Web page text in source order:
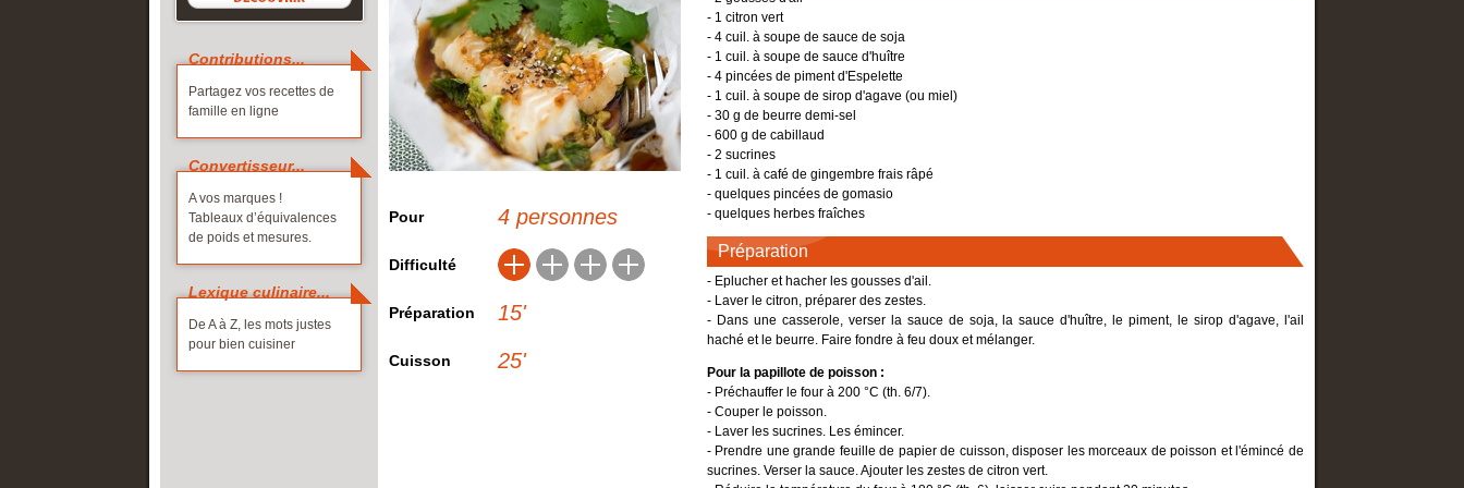
Franche-Comté
Guadeloupe
Picardie
Poitou-Charentes
Provence-Alpes-Côte d'Azur
Réunion
Rhône-Alpes
ALLER PLUS LOIN
À chacun sa fête !
Partagez vos idées
Cave et liquides
ALLER PLUS LOIN
Les produits de saison
Les labels de qualité
Languedoc-Roussillon
Lorraine
Midi-Pyrénées
Nord-Pas-De-Calais
Picardie
Réunion
Rhône-Alpes
Autres produits alimentaires
Féculents
Fromages
Desserts et boulangerie
Boissons
RECETTES ANCIENNES
ALLER PLUS LOIN
Poids et mesures
Partagez vos recettes
Pour 4 personnes
Difficulté
Préparation 15'
Cuisson 25'
- 1 citron vert
- 4 cuil. à soupe de sauce de soja
- 1 cuil. à soupe de sauce d'huître
- 4 pincées de piment d'Espelette
- 1 cuil. à soupe de sirop d'agave (ou miel)
- 30 g de beurre demi-sel
- 600 g de cabillaud
- 2 sucrines
- 1 cuil. à café de gingembre frais râpé
- quelques pincées de gomasio
- quelques herbes fraîches
Préparation
- Eplucher et hacher les gousses d'ail.
- Laver le citron, préparer des zestes.
- Dans une casserole, verser la sauce de soja, la sauce d'huître, le piment, le sirop d'agave, l'ail
haché et le beurre. Faire fondre à feu doux et mélanger.
Pour la papillote de poisson :
- Préchauffer le four à 200 °C (th. 6/7).
- Couper le poisson.
- Laver les sucrines. Les émincer.
- Prendre une grande feuille de papier de cuisson, disposer les morceaux de poisson et l'émincé de
sucrines. Verser la sauce. Ajouter les zestes de citron vert.
Contributions...
Partagez vos recettes de
famille en ligne
Convertisseur...
A vos marques !
Tableaux d’équivalences
de poids et mesures.
Lexique culinaire...
De A à Z, les mots justes
pour bien cuisiner